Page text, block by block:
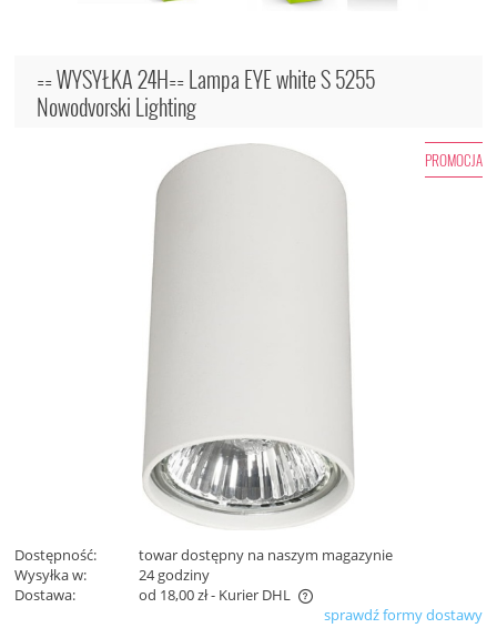
== WYSYŁKA 24H== Lampa EYE white S 5255
Nowodvorski Lighting
PROMOCJA
Dostępność:
towar dostępny na naszym magazynie
Wysyłka w:
24 godziny
Dostawa:
od 18,00 zł- Kurier DHL
Cena nie zawiera ewentualnych kosztów płatnościsprawdź formy dostawy